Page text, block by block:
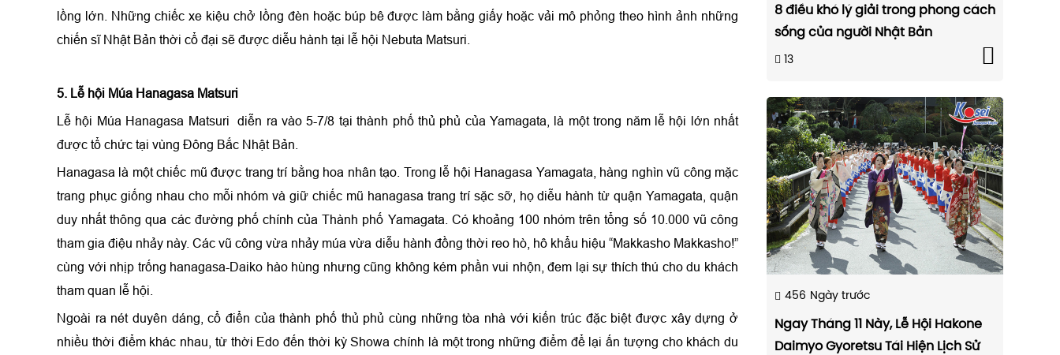
lồng lớn. Những chiếc xe kiệu chở lồng đèn hoặc búp bê được làm bằng giấy hoặc vải mô phỏng theo hình ảnh những
chiến sĩ Nhật Bản thời cổ đại sẽ được diễu hành tại lễ hội Nebuta Matsuri.
5. Lễ hội Múa Hanagasa Matsuri
Lễ hội Múa Hanagasa Matsuri
diễn ra vào 5-7/8 tại thành phố thủ phủ của Yamagata, là một trong năm lễ hội lớn nhất
được tổ chức tại vùng Đông Bắc Nhật Bản.
Hanagasa là một chiếc mũ được trang trí bằng hoa nhân tạo. Trong lễ hội Hanagasa Yamagata, hàng nghìn vũ công mặc
trang phục giống nhau cho mỗi nhóm và giữ chiếc mũ hanagasa trang trí sặc sỡ, họ diễu hành từ quận Yamagata, quận
duy nhất thông qua các đường phố chính của Thành phố Yamagata. Có khoảng 100 nhóm trên tổng số 10.000 vũ công
tham gia điệu nhảy này. Các vũ công vừa nhảy múa vừa diễu hành đồng thời reo hò, hô khẩu hiệu “Makkasho Makkasho!”
cùng với nhịp trống hanagasa-Daiko hào hùng nhưng cũng không kém phần vui nhộn, đem lại sự thích thú cho du khách
tham quan lễ hội.
Ngoài ra nét duyên dáng, cổ điển của thành phố thủ phủ cùng những tòa nhà với kiến trúc đặc biệt được xây dựng ở
nhiều thời điểm khác nhau, từ thời Edo đến thời kỳ Showa chính là một trong những điểm để lại ấn tượng cho khách du
8 điều khó lý giải trong phong cách
sống của người Nhật Bản
13
456 Ngày trước
Ngay Tháng 11 Này, Lễ Hội Hakone
Daimyo Gyoretsu Tái Hiện Lịch Sử